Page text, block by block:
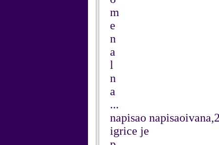
m
e
n
a
l
n
a
...
napisao
igrice je